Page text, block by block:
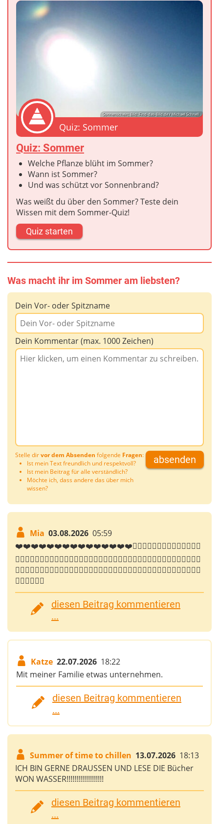
Sonnenschein; Bild: Find-das-Bild.de / Michael Schnell
Quiz: Sommer
Quiz: Sommer
Welche Pflanze blüht im Sommer?
Wann ist Sommer?
Und was schützt vor Sonnenbrand?
Was weißt du über den Sommer? Teste dein
Wissen mit dem Sommer-Quiz!
Quiz starten
Was macht ihr im Sommer am liebsten?
Dein Vor- oder Spitzname
Dein Kommentar (max. 1000 Zeichen)
Stelle dirvor dem Absenden folgende Fragen:
Ist mein Text freundlich und respektvoll?
Ist mein Beitrag für alle verständlich?
Möchte ich, dass andere das über mich
wissen?
absenden
Mia 03.08.2026 05:59
❤️❤️❤️❤️❤️❤️❤️❤️❤️❤️❤️❤️❤️❤️❤️👍🏻👍🏻👍🏻👍🏻👍🏻👍🏻👍🏻
👍🏻👍🏻👍🏻👍🏻👍🏻👍🏻👍🏻👍🏻👍🏻👍🏻👍🏻👍🏻👍🏻👍🏻😍😍😍😍😍😍😍😍😍😍
😍😍😍😘😍😘😘😘😘😘😘😍😍🥰🥰🥰🥰🥰🥰🥰🥰🥰🥰🥰🥰🥰🥰🥰🥰🥰🥰🥰🥰🥰🥰🥰🤗🤗
🤗🤗🤗🤗🤗🤗
diesen Beitrag kommentieren
...
Katze 22.07.2026 18:22
Mit meiner Familie etwas unternehmen.
diesen Beitrag kommentieren
...
Summer of time to chillen 13.07.2026 18:13
ICH BIN GERNE DRAUSSEN UND LESE DIE Bücher
WON WASSER!!!!!!!!!!!!!!!!!!!
diesen Beitrag kommentieren
...